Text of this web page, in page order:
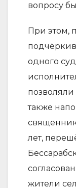
вопросу
При этом,
одного
позволяли
также
лет,
жители